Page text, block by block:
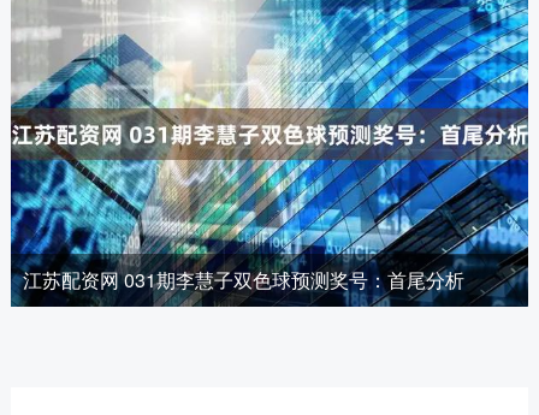
江苏配资网 031期李慧子双色球预测奖号：首尾分析